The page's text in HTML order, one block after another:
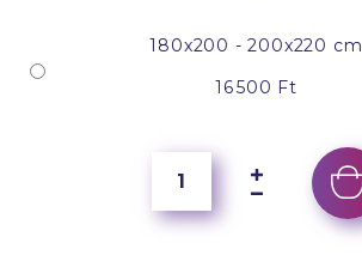
180x200 - 200x220 cm
16 500 Ft